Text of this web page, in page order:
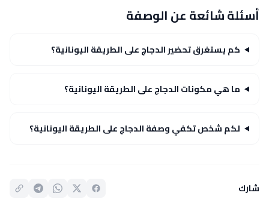
أسئلة شائعة عن الوصفة
كم يستغرق تحضير الدجاج على الطريقة اليونانية؟
ما هي مكونات الدجاج على الطريقة اليونانية؟
لكم شخص تكفي وصفة الدجاج على الطريقة اليونانية؟
شارك